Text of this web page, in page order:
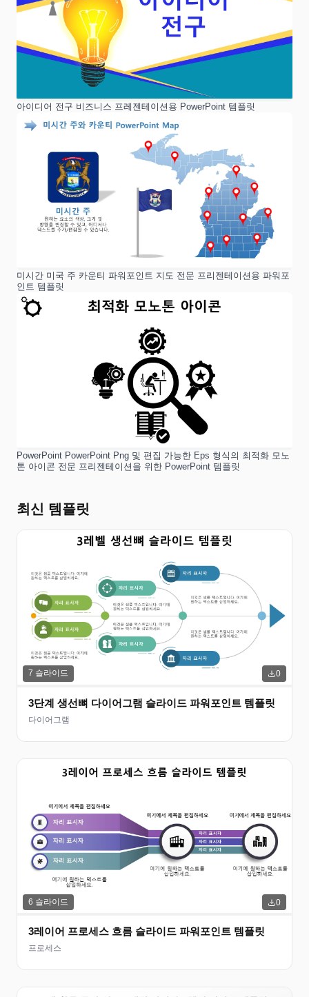
아이디어 전구 비즈니스 프레젠테이션용 PowerPoint 템플릿
미시간 미국 주 카운티 파워포인트 지도 전문 프리젠테이션용 파워포
인트 템플릿
PowerPoint PowerPoint Png 및 편집 가능한 Eps 형식의 최적화 모노
톤 아이콘 전문 프리젠테이션을 위한 PowerPoint 템플릿
최신 템플릿
7 슬라이드 0
3단계 생선뼈 다이어그램 슬라이드 파워포인트 템플릿
다이어그램
6 슬라이드 0
3레이어 프로세스 흐름 슬라이드 파워포인트 템플릿
프로세스